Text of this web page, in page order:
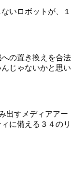
いロボットが、１
の置き換えを合法
じゃないかと思い
出すメディアアー
に備える３４のリ